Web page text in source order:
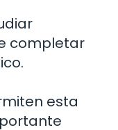
completar
esta